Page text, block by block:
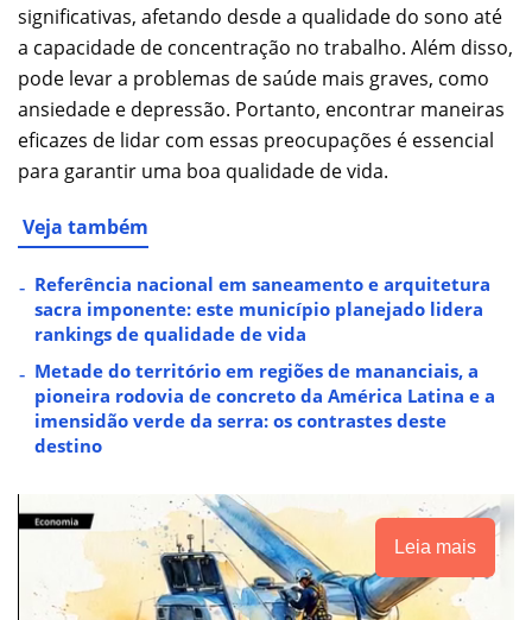
significativas, afetando desde a qualidade do sono até
a capacidade de concentração no trabalho. Além disso,
pode levar a problemas de saúde mais graves, como
ansiedade e depressão. Portanto, encontrar maneiras
eficazes de lidar com essas preocupações é essencial
para garantir uma boa qualidade de vida.
Veja também
Referência nacional em saneamento e arquitetura
sacra imponente: este município planejado lidera
rankings de qualidade de vida
Metade do território em regiões de mananciais, a
pioneira rodovia de concreto da América Latina e a
imensidão verde da serra: os contrastes deste
destino
Leia mais